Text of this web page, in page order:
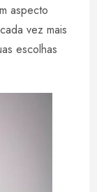
aspecto
vez mais
escolhas